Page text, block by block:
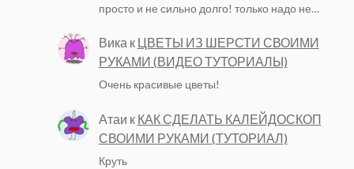
просто и не сильно долго! только надо не…
Вика к ЦВЕТЫ ИЗ ШЕРСТИ СВОИМИ
РУКАМИ (ВИДЕО ТУТОРИАЛЫ)
Очень красивые цветы!
Атаи к КАК СДЕЛАТЬ КАЛЕЙДОСКОП
СВОИМИ РУКАМИ (ТУТОРИАЛ)
Круть